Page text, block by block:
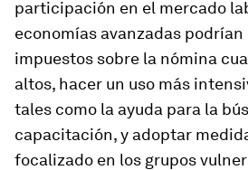
participación en el mercado
economías avanzadas
impuestos sobre la nómina
altos, hacer un uso más
tales como la ayuda para la
capacitación, y adoptar
focalizado en los grupos